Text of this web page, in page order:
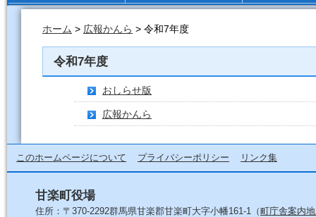
ホーム > 広報かんら > 令和7年度
令和7年度
おしらせ版
広報かんら
このホームページについて プライバシーポリシー リンク集
甘楽町役場
住所：〒370-2292群馬県甘楽郡甘楽町大字小幡161-1（町庁舎案内